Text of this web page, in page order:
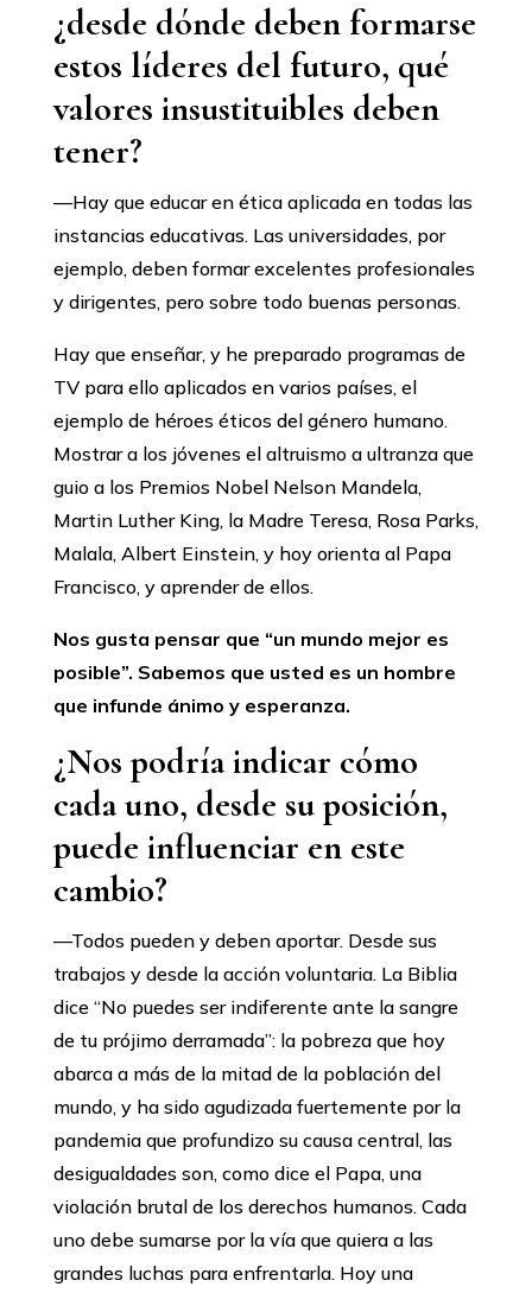
¿desde dónde deben formarse
estos líderes del futuro, qué
valores insustituibles deben
tener?
—Hay que educar en ética aplicada en todas las
instancias educativas. Las universidades, por
ejemplo, deben formar excelentes profesionales
y dirigentes, pero sobre todo buenas personas.
Hay que enseñar, y he preparado programas de
TV para ello aplicados en varios países, el
ejemplo de héroes éticos del género humano.
Mostrar a los jóvenes el altruismo a ultranza que
guio a los Premios Nobel Nelson Mandela,
Martin Luther King, la Madre Teresa, Rosa Parks,
Malala, Albert Einstein, y hoy orienta al Papa
Francisco, y aprender de ellos.
Nos gusta pensar que “un mundo mejor es
posible”. Sabemos que usted es un hombre
que infunde ánimo y esperanza.
¿Nos podría indicar cómo
cada uno, desde su posición,
puede influenciar en este
cambio?
—Todos pueden y deben aportar. Desde sus
trabajos y desde la acción voluntaria. La Biblia
dice “No puedes ser indiferente ante la sangre
de tu prójimo derramada”: la pobreza que hoy
abarca a más de la mitad de la población del
mundo, y ha sido agudizada fuertemente por la
pandemia que profundizo su causa central, las
desigualdades son, como dice el Papa, una
violación brutal de los derechos humanos. Cada
uno debe sumarse por la vía que quiera a las
grandes luchas para enfrentarla. Hoy una